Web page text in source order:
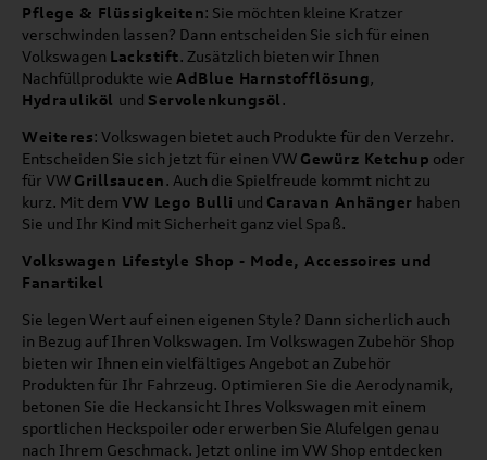
Pflege & Flüssigkeiten: Sie möchten kleine Kratzer
verschwinden lassen? Dann entscheiden Sie sich für einen
Volkswagen Lackstift. Zusätzlich bieten wir Ihnen
Nachfüllprodukte wie AdBlue Harnstofflösung,
Hydrauliköl und Servolenkungsöl.
Weiteres: Volkswagen bietet auch Produkte für den Verzehr.
Entscheiden Sie sich jetzt für einen VW Gewürz Ketchup oder
für VW Grillsaucen. Auch die Spielfreude kommt nicht zu
kurz. Mit dem VW Lego Bulli und Caravan Anhänger haben
Sie und Ihr Kind mit Sicherheit ganz viel Spaß.
Volkswagen Lifestyle Shop - Mode, Accessoires und
Fanartikel
Sie legen Wert auf einen eigenen Style? Dann sicherlich auch
in Bezug auf Ihren Volkswagen. Im Volkswagen Zubehör Shop
bieten wir Ihnen ein vielfältiges Angebot an Zubehör
Produkten für Ihr Fahrzeug. Optimieren Sie die Aerodynamik,
betonen Sie die Heckansicht Ihres Volkswagen mit einem
sportlichen Heckspoiler oder erwerben Sie Alufelgen genau
nach Ihrem Geschmack. Jetzt online im VW Shop entdecken